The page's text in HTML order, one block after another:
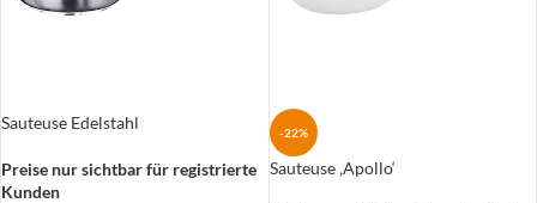
Sauteuse Edelstahl
Preise nur sichtbar für registrierte
Kunden
-22%
Sauteuse ‚Apollo‘